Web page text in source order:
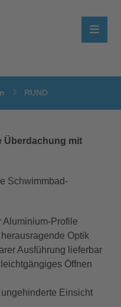
RUND
Überdachung mit
Schwimmbad-
Aluminium-Profile
Optik
Ausführung lieferbar
Öffnen
Einsicht